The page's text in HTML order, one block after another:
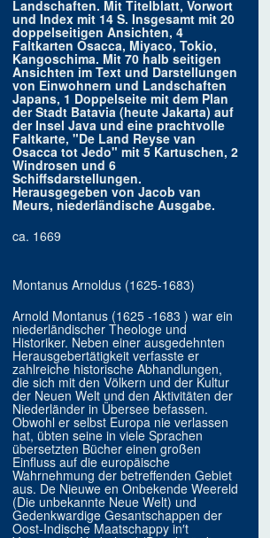
Landschaften. Mit Titelblatt, Vorwort
und Index mit 14 S. Insgesamt mit 20
doppelseitigen Ansichten, 4
Faltkarten Osacca, Miyaco, Tokio,
Kangoschima. Mit 70 halb seitigen
Ansichten im Text und Darstellungen
von Einwohnern und Landschaften
Japans, 1 Doppelseite mit dem Plan
der Stadt Batavia (heute Jakarta) auf
der Insel Java und eine prachtvolle
Faltkarte, "De Land Reyse van
Osacca tot Jedo" mit 5 Kartuschen, 2
Windrosen und 6
Schiffsdarstellungen.
Herausgegeben von Jacob van
Meurs, niederländische Ausgabe.
ca. 1669
Montanus Arnoldus (1625-1683)
Arnold Montanus (1625 -1683 ) war ein
niederländischer Theologe und
Historiker. Neben einer ausgedehnten
Herausgebertätigkeit verfasste er
zahlreiche historische Abhandlungen,
die sich mit den Völkern und der Kultur
der Neuen Welt und den Aktivitäten der
Niederländer in Übersee befassen.
Obwohl er selbst Europa nie verlassen
hat, übten seine in viele Sprachen
übersetzten Bücher einen großen
Einfluss auf die europäische
Wahrnehmung der betreffenden Gebiet
aus. De Nieuwe en Onbekende Weereld
(Die unbekannte Neue Welt) und
Gedenkwardige Gesantschappen der
Oost-Indische Maatschappy in′t